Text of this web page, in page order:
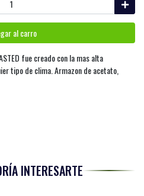
al carro
fue creado con la mas alta
tipo de clima. Armazon de acetato,
INTERESARTE